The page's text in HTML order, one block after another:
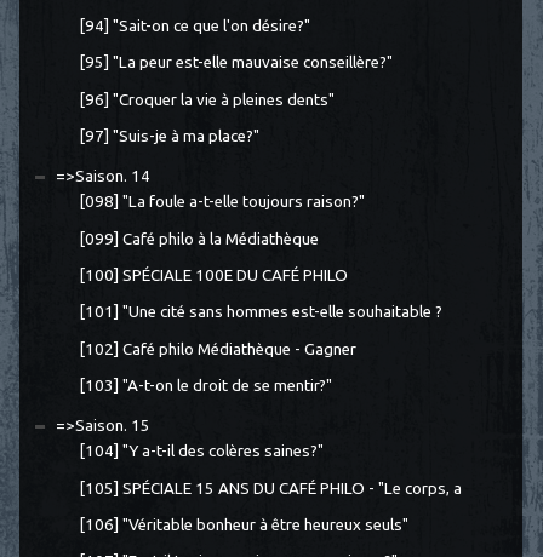
[94] "Sait-on ce que l'on désire?"
[95] "La peur est-elle mauvaise conseillère?"
[96] "Croquer la vie à pleines dents"
[97] "Suis-je à ma place?"
=>Saison. 14
[098] "La foule a-t-elle toujours raison?"
[099] Café philo à la Médiathèque
[100] SPÉCIALE 100E DU CAFÉ PHILO
[101] "Une cité sans hommes est-elle souhaitable ?
[102] Café philo Médiathèque - Gagner
[103] "A-t-on le droit de se mentir?"
=>Saison. 15
[104] "Y a-t-il des colères saines?"
[105] SPÉCIALE 15 ANS DU CAFÉ PHILO - "Le corps, a
[106] "Véritable bonheur à être heureux seuls"